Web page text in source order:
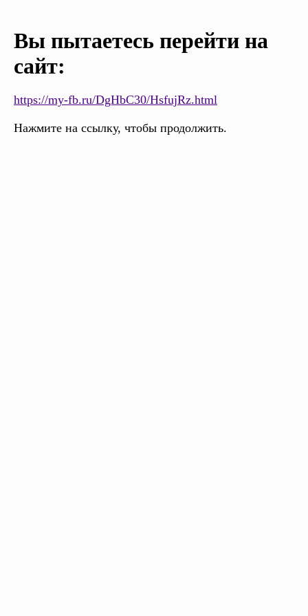
Вы пытаетесь перейти на
сайт:
https://my-fb.ru/DgHbC30/HsfujRz.html
Нажмите на ссылку, чтобы продолжить.